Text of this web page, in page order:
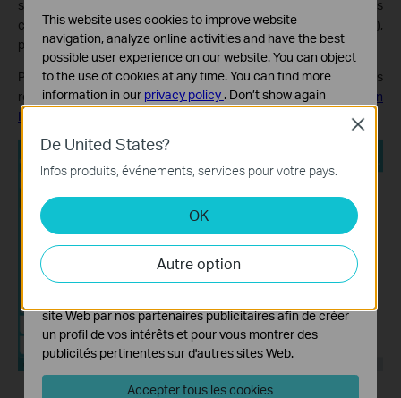
spécifiques pour Internet, IPTV ou VoIP, vous pouvez les
configurer ici (capturés à partir de l'Archer VR2100 à l'
),
puis cliquer surEnregistreren bas.
Pour en savoir plus sur les paramètres VLAN, veuillez vous
référer àComment configurer l'ID VLAN pour votre connexion
Internet sur un routeur sans fil (Pour le nouveau logo)
De United States?
Infos produits, événements, services pour votre pays.
OK
Autre option
Close
This website uses cookies to improve website
navigation, analyze online activities and have the best
possible user experience on our website. You can object
to the use of cookies at any time. You can find more
information in our privacy policy . Don’t show again
Ces cookies sont nécessaires au fonctionnement du
site Web et ne peuvent pas être désactivés dans vos
systèmes.
Cookies d'analyse et marketing
Les cookies d'analyse nous permettent d'analyser vos
activités sur notre site Web pour améliorer et ajuster les
fonctionnalités de notre site Web.
site Web par nos partenaires publicitaires afin de créer
un profil de vos intérêts et pour vous montrer des
publicités pertinentes sur d'autres sites Web.
Accepter tous les cookies